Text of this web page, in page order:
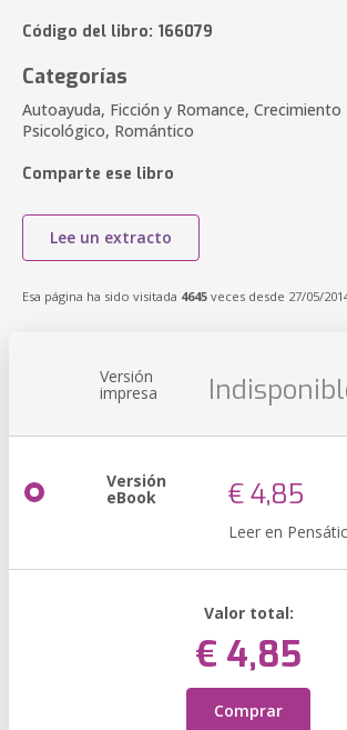
Código del libro: 166079
Categorías
Autoayuda, Ficción y Romance, Crecimiento
Psicológico, Romántico
Comparte ese libro
Lee un extracto
Esa página ha sido visitada 4645 veces desde 27/05/
Versión
impresa
Versión
eBook € 4,85
Leer en
Valor total:
€ 4,85
Comprar